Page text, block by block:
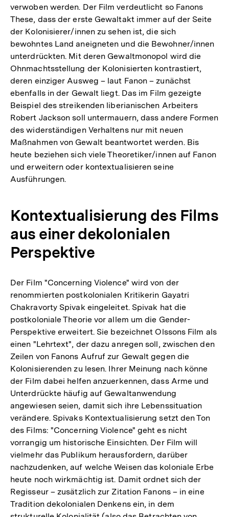
verwoben werden. Der Film verdeutlicht so Fanons
These, dass der erste Gewaltakt immer auf der Seite
der Kolonisierer/innen zu sehen ist, die sich
bewohntes Land aneigneten und die Bewohner/innen
unterdrückten. Mit deren Gewaltmonopol wird die
Ohnmachtsstellung der Kolonisierten kontrastiert,
deren einziger Ausweg – laut Fanon – zunächst
ebenfalls in der Gewalt liegt. Das im Film gezeigte
Beispiel des streikenden liberianischen Arbeiters
Robert Jackson soll untermauern, dass andere Formen
des widerständigen Verhaltens nur mit neuen
Maßnahmen von Gewalt beantwortet werden. Bis
heute beziehen sich viele Theoretiker/innen auf Fanon
und erweitern oder kontextualisieren seine
Ausführungen.
Kontextualisierung des Films
aus einer dekolonialen
Perspektive
Der Film "Concerning Violence" wird von der
renommierten postkolonialen Kritikerin Gayatri
Chakravorty Spivak eingeleitet. Spivak hat die
postkoloniale Theorie vor allem um die Gender-
Perspektive erweitert. Sie bezeichnet Olssons Film als
einen "Lehrtext", der dazu anregen soll, zwischen den
Zeilen von Fanons Aufruf zur Gewalt gegen die
Kolonisierenden zu lesen. Ihrer Meinung nach könne
der Film dabei helfen anzuerkennen, dass Arme und
Unterdrückte häufig auf Gewaltanwendung
angewiesen seien, damit sich ihre Lebenssituation
verändere. Spivaks Kontextualisierung setzt den Ton
des Films: "Concerning Violence" geht es nicht
vorrangig um historische Einsichten. Der Film will
vielmehr das Publikum herausfordern, darüber
nachzudenken, auf welche Weisen das koloniale Erbe
heute noch wirkmächtig ist. Damit ordnet sich der
Regisseur – zusätzlich zur Zitation Fanons – in eine
Tradition dekolonialen Denkens ein, in dem